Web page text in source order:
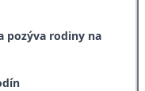
pozýva rodiny na